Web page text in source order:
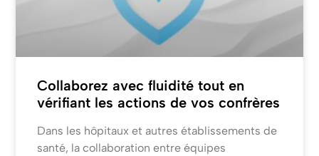
Collaborez avec fluidité tout en
vérifiant les actions de vos confrères
Dans les hôpitaux et autres établissements de
santé, la collaboration entre équipes